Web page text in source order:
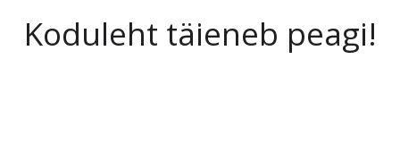
Koduleht täieneb peagi!